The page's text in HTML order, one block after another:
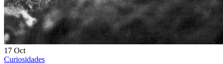
17 Oct
Curiosidades